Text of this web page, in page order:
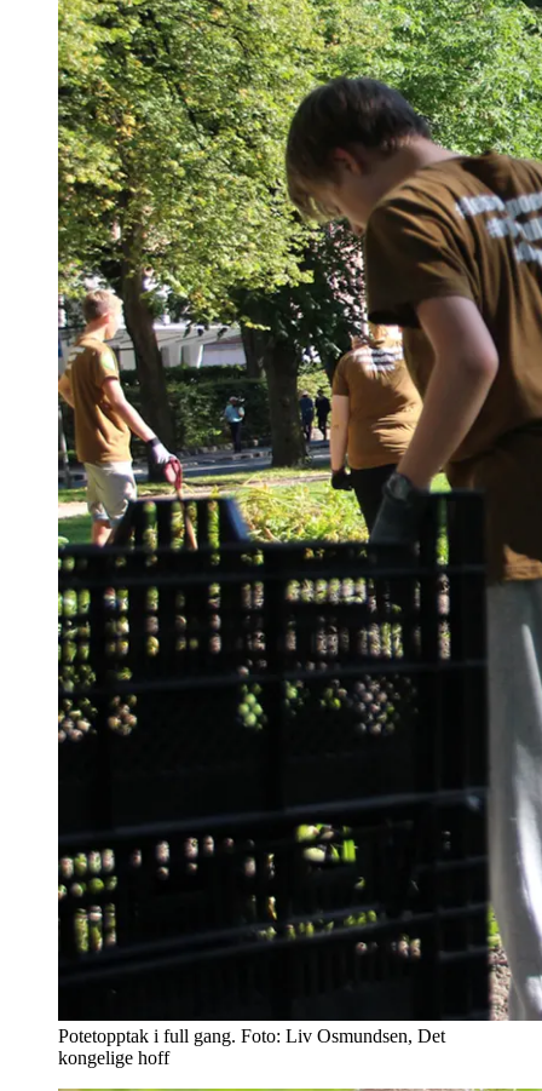
Potetopptak i full gang. Foto: Liv Osmundsen, Det
kongelige hoff